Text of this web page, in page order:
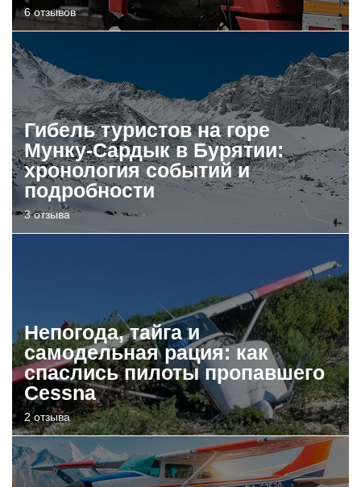
6 отзывов
Гибель туристов на горе
Мунку-Сардык в Бурятии:
хронология событий и
подробности
3 отзыва
Непогода, тайга и
самодельная рация: как
спаслись пилоты пропавшего
Cessna
2 отзыва